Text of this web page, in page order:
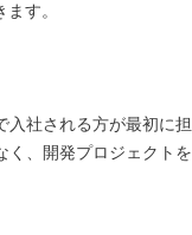
す。
入社される方が最初に担
く、開発プロジェクトを